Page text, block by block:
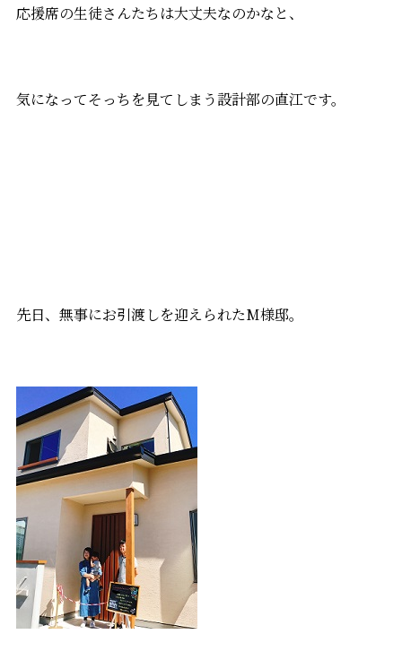
応援席の生徒さんたちは大丈夫なのかなと、
気になってそっちを見てしまう設計部の直江です。
先日、無事にお引渡しを迎えられたM様邸。